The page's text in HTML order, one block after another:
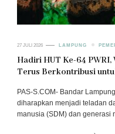
27 JULI 2026 LAMPUNG
Hadiri HUT Ke-64 PWRI,
Terus Berkontribusi
PAS-S.COM- Bandar
diharapkan menjadi teladan
manusia (SDM) dan generasi